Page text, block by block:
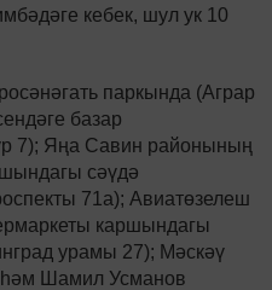
кебек, шул ук 10
паркында (Аграр
базар
7); Яңа Савин районының
сәүдә
71а); Авиатөзелеш
каршындагы
урамы 27); Мәскәү
һәм Шамил Усманов